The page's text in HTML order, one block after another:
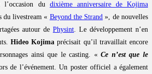
l’occasion du dixième anniversaire de Kojima
du livestream « Beyond the Strand », de nouvelles
autour de Physint. Le développement n’en
Hideo Kojima précisait qu’il travaillait encore
ainsi que le casting. «Ce n’est que le
de l’événement. Un poster officiel a également